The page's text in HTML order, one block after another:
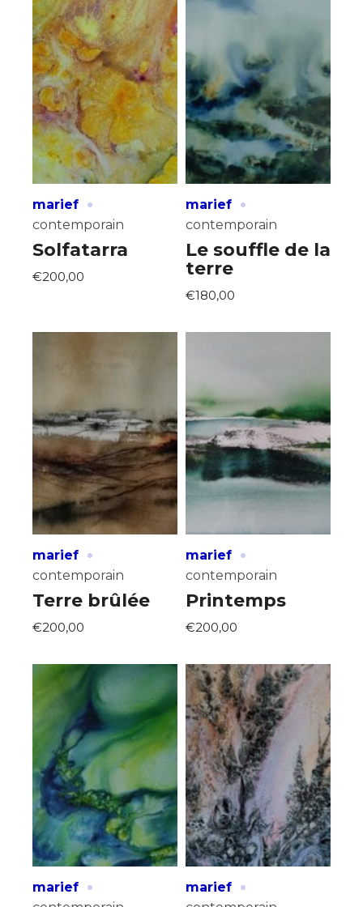
marief ·
contemporain
Solfatarra
€200,00
marief ·
contemporain
Le souffle de la
terre
€180,00
marief ·
contemporain
Terre brûlée
€200,00
marief ·
contemporain
Printemps
€200,00
marief · marief ·